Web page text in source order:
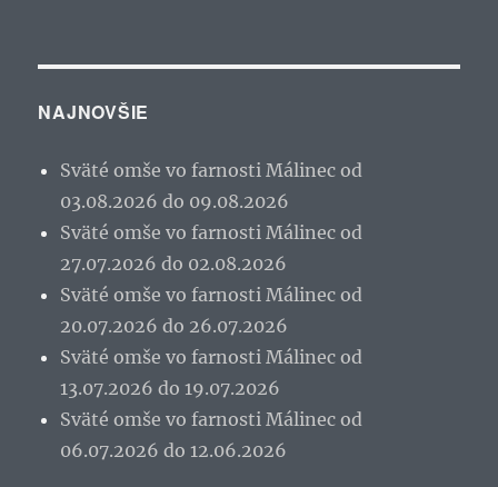
NAJNOVŠIE
Sväté omše vo farnosti Málinec od
03.08.2026 do 09.08.2026
Sväté omše vo farnosti Málinec od
27.07.2026 do 02.08.2026
Sväté omše vo farnosti Málinec od
20.07.2026 do 26.07.2026
Sväté omše vo farnosti Málinec od
13.07.2026 do 19.07.2026
Sväté omše vo farnosti Málinec od
06.07.2026 do 12.06.2026